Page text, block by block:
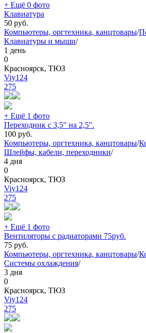
+ Ещё 0 фото
Клавиатура
50 руб.
Компьютеры, оргтехника, канцтовары/
Клавиатуры и мыши/
1 день
0
Красноярск, ТЮЗ
Viy124
275
+ Ещё 1 фото
Переходник с 3,5" на 2,5".
100 руб.
Компьютеры, оргтехника, канцтовары/
Шлейфы, кабели, переходники/
4 дня
0
Красноярск, ТЮЗ
Viy124
275
+ Ещё 1 фото
Вентиляторы с радиаторами 75руб.
75 руб.
Компьютеры, оргтехника, канцтовары/
Системы охлаждения/
3 дня
0
Красноярск, ТЮЗ
Viy124
275